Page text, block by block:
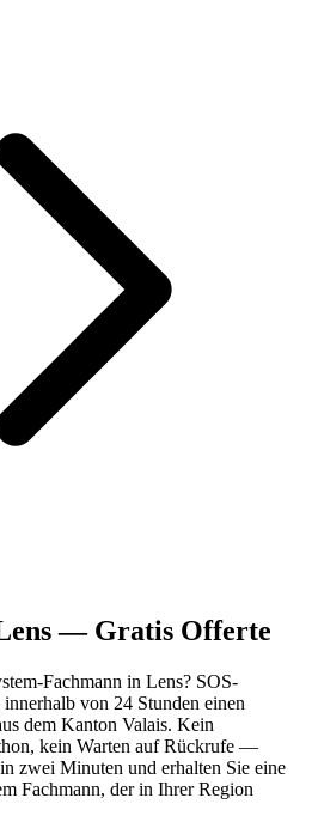
— Gratis Offerte
Fachmann in Lens? SOS-
von 24 Stunden einen
dem Kanton Valais. Kein
kein Warten auf Rückrufe —
zwei Minuten und erhalten Sie eine
Fachmann, der in Ihrer Region